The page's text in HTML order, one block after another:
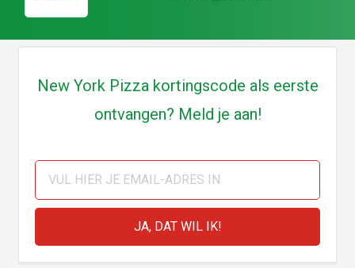
New York Pizza kortingscode als eerste
ontvangen? Meld je aan!